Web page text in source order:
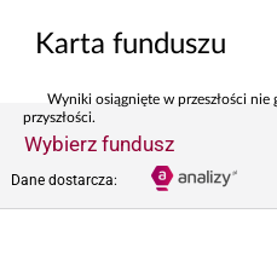
Karta funduszu
Wyniki osiągnięte w przeszłości
przyszłości.
Wybierz fundusz
Dane dostarcza: